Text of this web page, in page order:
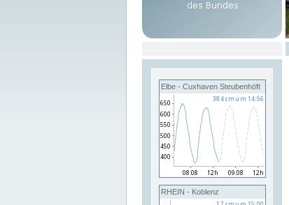
Elbe - Cuxhaven Steubenhöft
RHEIN - Koblenz